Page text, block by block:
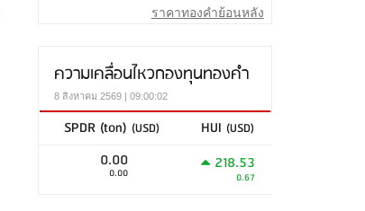
ราคาทองคำย้อนหลัง
ความเคลื่อนไหวกองทุนทองคำ
8 สิงหาคม 2569 | 09:00:02
SPDR (ton) (USD) HUI (USD)
0.00
0.00 218.53
0.67